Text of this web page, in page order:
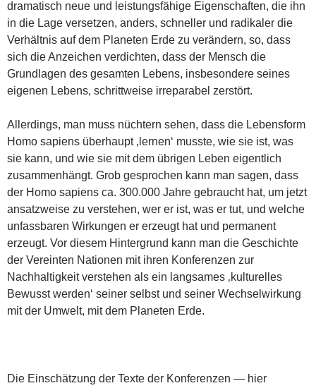
dramatisch neue und leistungsfähige Eigenschaften, die ihn
in die Lage versetzen, anders, schneller und radikaler die
Verhältnis auf dem Planeten Erde zu verändern, so, dass
sich die Anzeichen verdichten, dass der Mensch die
Grundlagen des gesamten Lebens, insbesondere seines
eigenen Lebens, schrittweise irreparabel zerstört.
Allerdings, man muss nüchtern sehen, dass die Lebensform
Homo sapiens überhaupt ‚lernen‘ musste, wie sie ist, was
sie kann, und wie sie mit dem übrigen Leben eigentlich
zusammenhängt. Grob gesprochen kann man sagen, dass
der Homo sapiens ca. 300.000 Jahre gebraucht hat, um jetzt
ansatzweise zu verstehen, wer er ist, was er tut, und welche
unfassbaren Wirkungen er erzeugt hat und permanent
erzeugt. Vor diesem Hintergrund kann man die Geschichte
der Vereinten Nationen mit ihren Konferenzen zur
Nachhaltigkeit verstehen als ein langsames ‚kulturelles
Bewusst werden‘ seiner selbst und seiner Wechselwirkung
mit der Umwelt, mit dem Planeten Erde.
Die Einschätzung der Texte der Konferenzen — hier